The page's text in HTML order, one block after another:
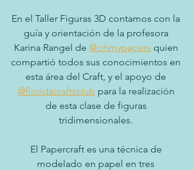
En el Taller Figuras 3D contamos con la
guía y orientación de la profesora
Karina Rangel de @ohmypapers quien
compartió todos sus conocimientos en
esta área del Craft, y el apoyo de
@floridacraftsclub para la realización
de esta clase de figuras
tridimensionales.
El Papercraft es una técnica de
modelado en papel en tres